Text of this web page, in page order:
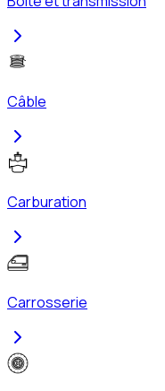
Câble
Carburation
Carrosserie